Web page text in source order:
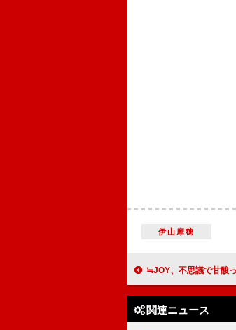
伊山摩穂
≒JOY、不思議で甘酸っぱい恋心を
関連ニュース